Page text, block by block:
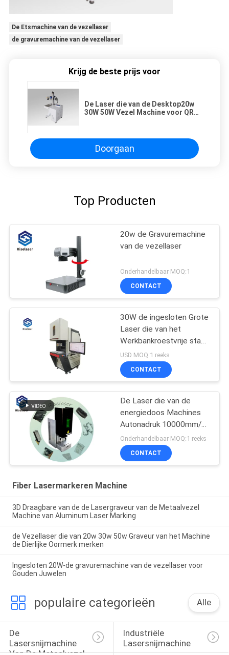
De Etsmachine van de vezellaser
de gravuremachine van de vezellaser
Krijg de beste prijs voor
De Laser die van de Desktop20w
30W 50W Vezel Machine voor QR
Doorgaan
Top Producten
20w de Gravuremachine
van de vezellaser
Onderhandelbaar MOQ:1
CONTACT
30W de ingesloten Grote
Laser die van het
Werkbankroestvrije staal
Machine voor Metalen
merken
USD MOQ:1 reeks
CONTACT
De Laser die van de
energiedoos Machines
Autonadruk 10000mm/S
voor Juwelenring merkt
Onderhandelbaar MOQ:1 reeks
CONTACT
Fiber Lasermarkeren Machine
3D Draagbare van de de Lasergraveur van de Metaalvezel
Machine van Aluminum Laser Marking
de Vezellaser die van 20w 30w 50w Graveur van het Machine
de Dierlijke Oormerk merken
Ingesloten 20W-de gravuremachine van de vezellaser voor
Gouden Juwelen
populaire categorieën Alle
De
Lasersnijmachine
Industriële
Lasersnijmachine